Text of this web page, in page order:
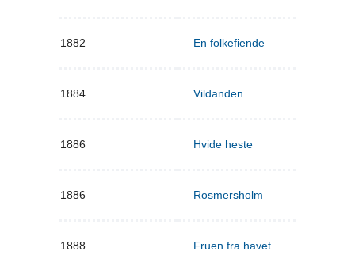
1882 En folkefiende
1884 Vildanden
1886 Hvide heste
1886 Rosmersholm
1888 Fruen fra havet